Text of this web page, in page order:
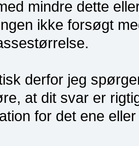
mindre dette
ikke forsøgt
derfor jeg
at dit svar er
for det ene